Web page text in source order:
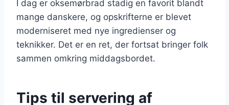
I dag er oksemørbrad stadig en favorit blandt
mange danskere, og opskrifterne er blevet
moderniseret med nye ingredienser og
teknikker. Det er en ret, der fortsat bringer folk
sammen omkring middagsbordet.
Tips til servering af